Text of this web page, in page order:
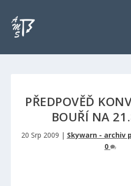
PŘEDPOVĚĎ
BOUŘÍ NA
20 Srp 2009 | Skywarn - archiv
0